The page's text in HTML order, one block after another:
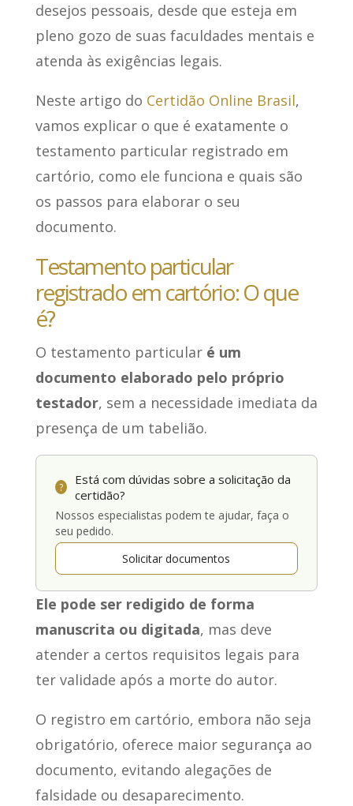
desejos pessoais, desde que esteja em
pleno gozo de suas faculdades mentais e
atenda às exigências legais.
Neste artigo do Certidão Online Brasil,
vamos explicar o que é exatamente o
testamento particular registrado em
cartório, como ele funciona e quais são
os passos para elaborar o seu
documento.
Testamento particular
registrado em cartório: O que
é?
O testamento particular é um
documento elaborado pelo próprio
testador, sem a necessidade imediata da
presença de um tabelião.
?
Está com dúvidas sobre a solicitação da
certidão?
Nossos especialistas podem te ajudar, faça o
seu pedido.
Solicitar documentos
Ele pode ser redigido de forma
manuscrita ou digitada, mas deve
atender a certos requisitos legais para
ter validade após a morte do autor.
O registro em cartório, embora não seja
obrigatório, oferece maior segurança ao
documento, evitando alegações de
falsidade ou desaparecimento.